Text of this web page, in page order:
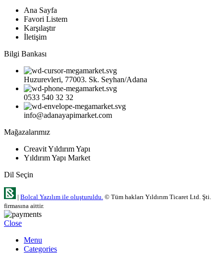
Ana Sayfa
Favori Listem
Karşılaştır
İletişim
Bilgi Bankası
Huzurevleri, 77003. Sk. Seyhan/Adana
0533 540 32 32
info@adanayapimarket.com
Mağazalarımız
Creavit Yıldırım Yapı
Yıldırım Yapı Market
Dil Seçin
| Bolcal Yazılım ile oluşturuldu. © Tüm hakları Yıldırım Ticaret Ltd. Şti.
firmasına aittir.
Close
Menu
Categories